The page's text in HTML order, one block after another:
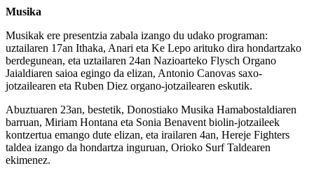
Musika
Musikak ere presentzia zabala izango du udako programan:
uztailaren 17an Ithaka, Anari eta Ke Lepo arituko dira hondartzako
berdegunean, eta uztailaren 24an Nazioarteko Flysch Organo
Jaialdiaren saioa egingo da elizan, Antonio Canovas saxo-
jotzailearen eta Ruben Diez organo-jotzailearen eskutik.
Abuztuaren 23an, bestetik, Donostiako Musika Hamabostaldiaren
barruan, Miriam Hontana eta Sonia Benavent biolin-jotzaileek
kontzertua emango dute elizan, eta irailaren 4an, Hereje Fighters
taldea izango da hondartza inguruan, Orioko Surf Taldearen
ekimenez.